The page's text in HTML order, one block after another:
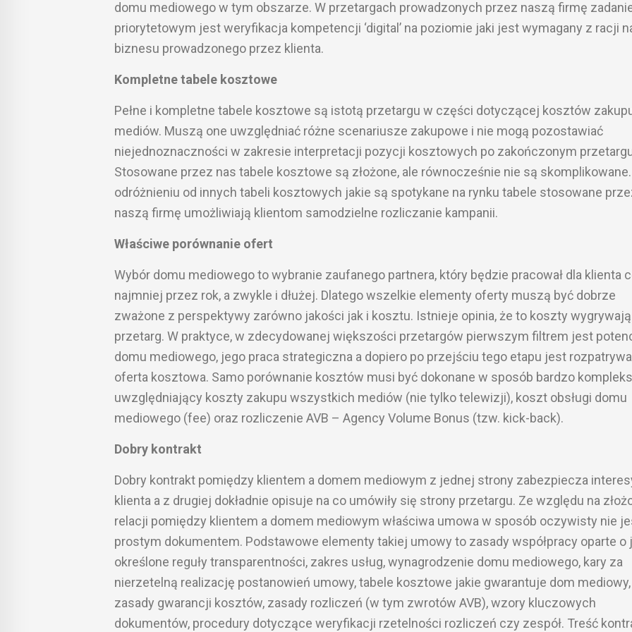
domu mediowego w tym obszarze. W przetargach prowadzonych przez naszą firmę
priorytetowym jest weryfikacja kompetencji ‘digital’ na poziomie jaki jest wymagany z racji
biznesu prowadzonego przez klienta.
Kompletne tabele kosztowe
Pełne i kompletne tabele kosztowe są istotą przetargu w części dotyczącej kosztów
mediów. Muszą one uwzględniać różne scenariusze zakupowe i nie mogą pozostawiać
niejednoznaczności w zakresie interpretacji pozycji kosztowych po zakończonym
Stosowane przez nas tabele kosztowe są złożone, ale równocześnie nie są
odróżnieniu od innych tabeli kosztowych jakie są spotykane na rynku tabele stosowane
naszą firmę umożliwiają klientom samodzielne rozliczanie kampanii.
Właściwe porównanie ofert
Wybór domu mediowego to wybranie zaufanego partnera, który będzie pracował dla klienta
najmniej przez rok, a zwykle i dłużej. Dlatego wszelkie elementy oferty muszą być dobrze
zważone z perspektywy zarówno jakości jak i kosztu. Istnieje opinia, że to koszty wygrywają
przetarg. W praktyce, w zdecydowanej większości przetargów pierwszym filtrem jest
domu mediowego, jego praca strategiczna a dopiero po przejściu tego etapu jest
oferta kosztowa. Samo porównanie kosztów musi być dokonane w sposób bardzo
uwzględniający koszty zakupu wszystkich mediów (nie tylko telewizji), koszt obsługi domu
mediowego (fee) oraz rozliczenie AVB – Agency Volume Bonus (tzw. kick-back).
Dobry kontrakt
Dobry kontrakt pomiędzy klientem a domem mediowym z jednej strony zabezpiecza
klienta a z drugiej dokładnie opisuje na co umówiły się strony przetargu. Ze względu na
relacji pomiędzy klientem a domem mediowym właściwa umowa w sposób oczywisty nie
prostym dokumentem. Podstawowe elementy takiej umowy to zasady współpracy oparte o
określone reguły transparentności, zakres usług, wynagrodzenie domu mediowego, kary za
nierzetelną realizację postanowień umowy, tabele kosztowe jakie gwarantuje dom mediowy,
zasady gwarancji kosztów, zasady rozliczeń (w tym zwrotów AVB), wzory kluczowych
dokumentów, procedury dotyczące weryfikacji rzetelności rozliczeń czy zespół. Treść